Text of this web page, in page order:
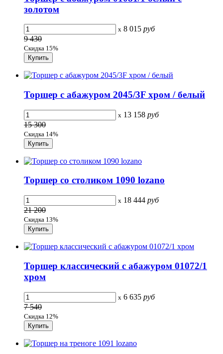
золотом
x 8 015 руб
9 430
Скидка 15%
Торшер с абажуром 2045/3F хром / белый
x 13 158 руб
15 300
Скидка 14%
Торшер со столиком 1090 lozano
x 18 444 руб
21 200
Скидка 13%
Торшер классический с абажуром 01072/1
хром
x 6 635 руб
7 540
Скидка 12%